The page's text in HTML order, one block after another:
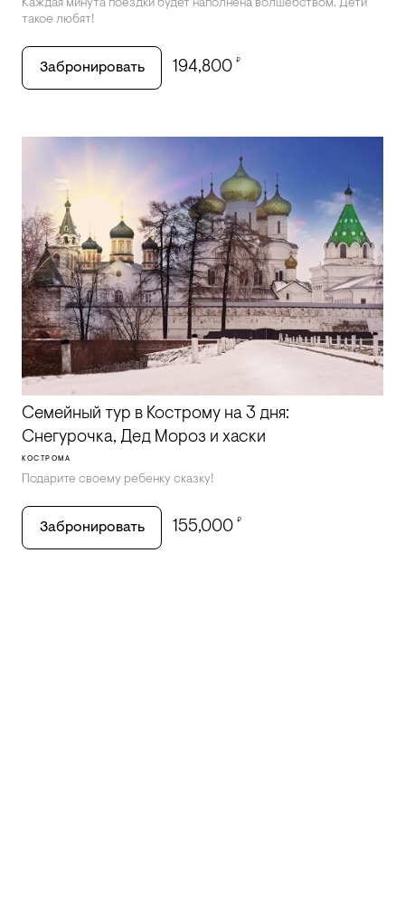
Каждая минута поездки будет наполнена волшебством. Дети
такое любят!
Забронировать 194,800 ₽
Семейный тур в Кострому на 3 дня:
Снегурочка, Дед Мороз и хаски
КОСТРОМА
Подарите своему ребенку сказку!
Забронировать 155,000 ₽